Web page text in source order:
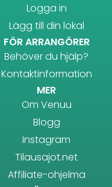
Logga in
Lägg till din lokal
FÖR ARRANGÖRER
Behöver du hjälp?
Kontaktinformation
MER
Om Venuu
Blogg
Instagram
Tilausajot.net
Affiliate-ohjelma